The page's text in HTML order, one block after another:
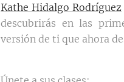
Kathe Hidalgo Rodríguez
descubrirás en las
versión de ti que ahora